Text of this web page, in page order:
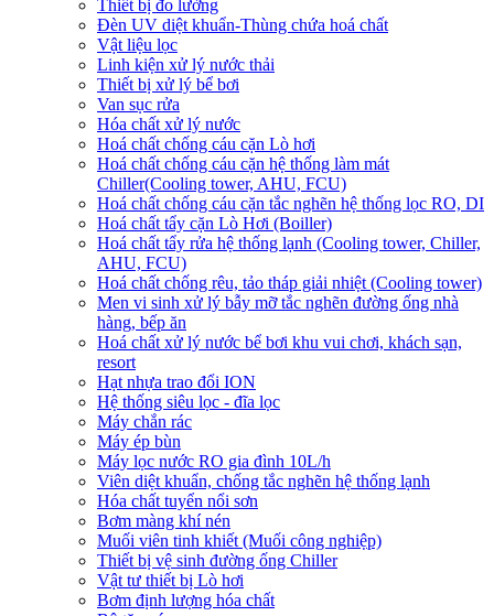
Thiết bị đo lường
Đèn UV diệt khuẩn-Thùng chứa hoá chất
Vật liệu lọc
Linh kiện xử lý nước thải
Thiết bị xử lý bể bơi
Van sục rửa
Hóa chất xử lý nước
Hoá chất chống cáu cặn Lò hơi
Hoá chất chống cáu cặn hệ thống làm mát
Chiller(Cooling tower, AHU, FCU)
Hoá chất chống cáu cặn tắc nghẽn hệ thống lọc RO, DI
Hoá chất tẩy cặn Lò Hơi (Boiller)
Hoá chất tẩy rửa hệ thống lạnh (Cooling tower, Chiller,
AHU, FCU)
Hoá chất chống rêu, tảo tháp giải nhiệt (Cooling tower)
Men vi sinh xử lý bẫy mỡ tắc nghẽn đường ống nhà
hàng, bếp ăn
Hoá chất xử lý nước bể bơi khu vui chơi, khách sạn,
resort
Hạt nhựa trao đổi ION
Hệ thống siêu lọc - đĩa lọc
Máy chắn rác
Máy ép bùn
Máy lọc nước RO gia đình 10L/h
Viên diệt khuẩn, chống tắc nghẽn hệ thống lạnh
Hóa chất tuyển nổi sơn
Bơm màng khí nén
Muối viên tinh khiết (Muối công nghiệp)
Thiết bị vệ sinh đường ống Chiller
Vật tư thiết bị Lò hơi
Bơm định lượng hóa chất